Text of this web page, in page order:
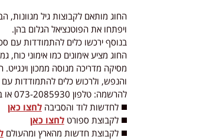
החוג מותאם לקבוצות גיל מגוונות,
ויפתחו את הפוטנציאל הגלום בהן.
בנוסף ירכשו כלים להתמודדות עם
החוג מציע אימונים כמו אימוני
מסיקה מדריכה מנוסה ממכון
והנפש, ולרכוש כלים להתמודדות עם
להרשמה: טלפון 073-2085930 או בוואטצאפ 055-9227253.
◼️ לחדשות לוד והסביבהלחצו כאן
◼️ לקבוצת ספורטלחצו כאן
◼️ לקבוצת חדשות מהארץ ומהעולם